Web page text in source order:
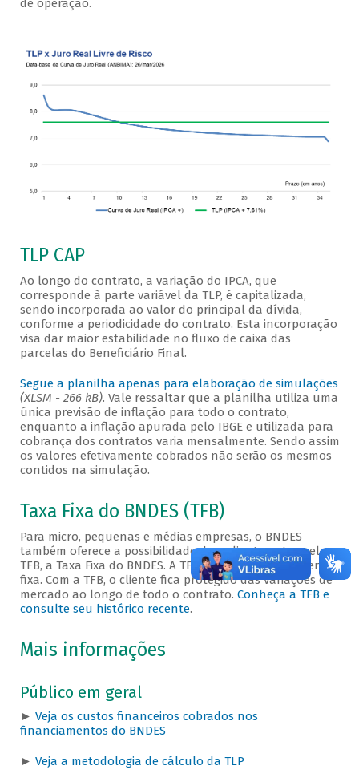
de operação.
TLP CAP
Ao longo do contrato, a variação do IPCA, que
corresponde à parte variável da TLP, é capitalizada,
sendo incorporada ao valor do principal da dívida,
conforme a periodicidade do contrato. Esta incorporação
visa dar maior estabilidade no fluxo de caixa das
parcelas do Beneficiário Final.
Segue a planilha apenas para elaboração de simulações
(XLSM - 266 kB). Vale ressaltar que a planilha utiliza uma
única previsão de inflação para todo o contrato,
enquanto a inflação apurada pelo IBGE e utilizada para
cobrança dos contratos varia mensalmente. Sendo assim
os valores efetivamente cobrados não serão os mesmos
contidos na simulação.
Taxa Fixa do BNDES (TFB)
Para micro, pequenas e médias empresas, o BNDES
também oferece a possibilidade de o cliente optar pela
TFB, a Taxa Fixa do BNDES. A TFB é uma taxa totalmente
fixa. Com a TFB, o cliente fica protegido das variações de
mercado ao longo de todo o contrato. Conheça a TFB e
consulte seu histórico recente.
Mais informações
Público em geral
► Veja os custos financeiros cobrados nos
financiamentos do BNDES
► Veja a metodologia de cálculo da TLP